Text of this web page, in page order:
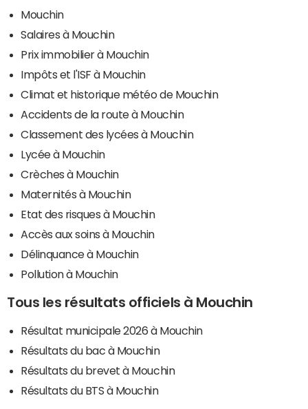
Mouchin
Salaires à Mouchin
Prix immobilier à Mouchin
Impôts et l'ISF à Mouchin
Climat et historique météo de Mouchin
Accidents de la route à Mouchin
Classement des lycées à Mouchin
Lycée à Mouchin
Crèches à Mouchin
Maternités à Mouchin
Etat des risques à Mouchin
Accès aux soins à Mouchin
Délinquance à Mouchin
Pollution à Mouchin
Tous les résultats officiels à Mouchin
Résultat municipale 2026 à Mouchin
Résultats du bac à Mouchin
Résultats du brevet à Mouchin
Résultats du BTS à Mouchin